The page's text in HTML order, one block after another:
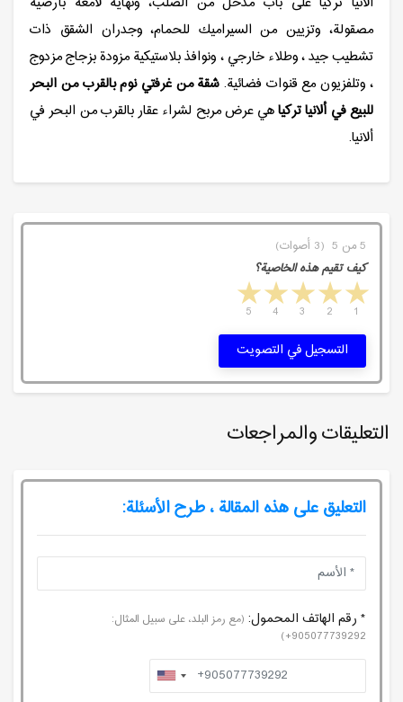
مصقولة، وتزيين من السيراميك للحمام، وجدران الشقق ذات
تشطيب جيد ، وطلاء خارجي ، ونوافذ بلاستيكية مزودة بزجاج مزدوج
، وتلفزيون مع قنوات فضائية.شقة من غرفتي نوم بالقرب من البحر
للبيع في ألانيا تركياهي عرض مربح لشراء عقار بالقرب من البحر في
ألانيا.
5 من 5 (3 أصوات)
كيف تقيم هذه الخاصية؟
4 stars 3 stars 2 stars 1 star
5 4 3 2 1
التسجيل في التصويت
التعليقات والمراجعات
التعليق على هذه المقالة ، طرح الأسئلة:
* رقم الهاتف المحمول: (مع رمز البلد، على سبيل المثال:
905077739292+)